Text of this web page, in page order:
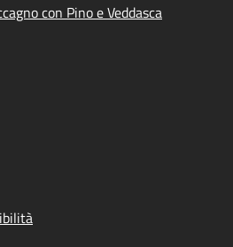
con Pino e Veddasca